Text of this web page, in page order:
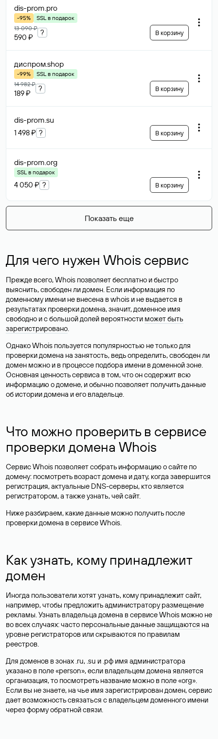
dis-prom.pro
-95%
SSL в подарок
13 090 ₽
590 ₽
? В корзину
диспром.shop
-99%
SSL в подарок
14 982 ₽
189 ₽
? В корзину
dis-prom.su
1 498 ₽ ? В корзину
dis-prom.org
SSL в подарок
4 050 ₽ ? В корзину
Показать еще
Для чего нужен Whois сервис
Прежде всего, Whois позволяет бесплатно и быстро
выяснить, свободен ли домен. Если информация по
доменному имени не внесена в whois и не выдается в
результатах проверки домена, значит, доменное имя
свободно и с большой долей вероятности может быть
зарегистрировано.
Однако Whois пользуется популярностью не только для
проверки домена на занятость, ведь определить, свободен ли
домен можно и в процессе подбора имени в доменной зоне.
Основная ценность сервиса в том, что он содержит всю
информацию о домене, и обычно позволяет получить данные
об истории домена и его владельце.
Что можно проверить в сервисе
проверки домена Whois
Сервис Whois позволяет собрать информацию о сайте по
домену: посмотреть возраст домена и дату, когда завершится
регистрация, актуальные DNS-серверы, кто является
регистратором, а также узнать, чей сайт.
Ниже разбираем, какие данные можно получить после
проверки домена в сервисе Whois.
Как узнать, кому принадлежит
домен
Иногда пользователи хотят узнать, кому принадлежит сайт,
например, чтобы предложить администратору размещение
рекламы. Узнать владельца домена в сервисе Whois можно не
во всех случаях: часто персональные данныезащищаются на
уровне регистраторов или скрываются по правилам
реестров.
Для доменов в зонах .ru, .su и .рф имя администратора
указано в поле «person», если владельцем домена является
организация, то посмотреть название можно в поле «org».
Если вы не знаете, на чье имя зарегистрирован домен, сервис
дает возможность связаться с владельцем доменного имени
через форму обратной связи.